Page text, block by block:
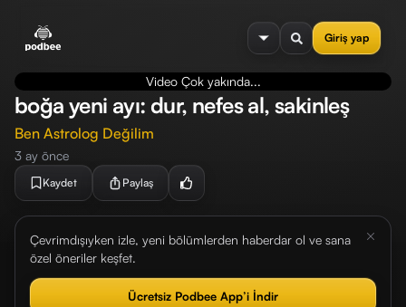
Giriş yap
menu
Video Çok yakında...
boğa yeni ayı: dur, nefes al, sakinleş
Ben Astrolog Değilim
3 ay önce
Kaydet Paylaş
Çevrimdışıyken izle, yeni bölümlerden haberdar ol ve sana
özel öneriler keşfet.
Ücretsiz Podbee App’i İndir